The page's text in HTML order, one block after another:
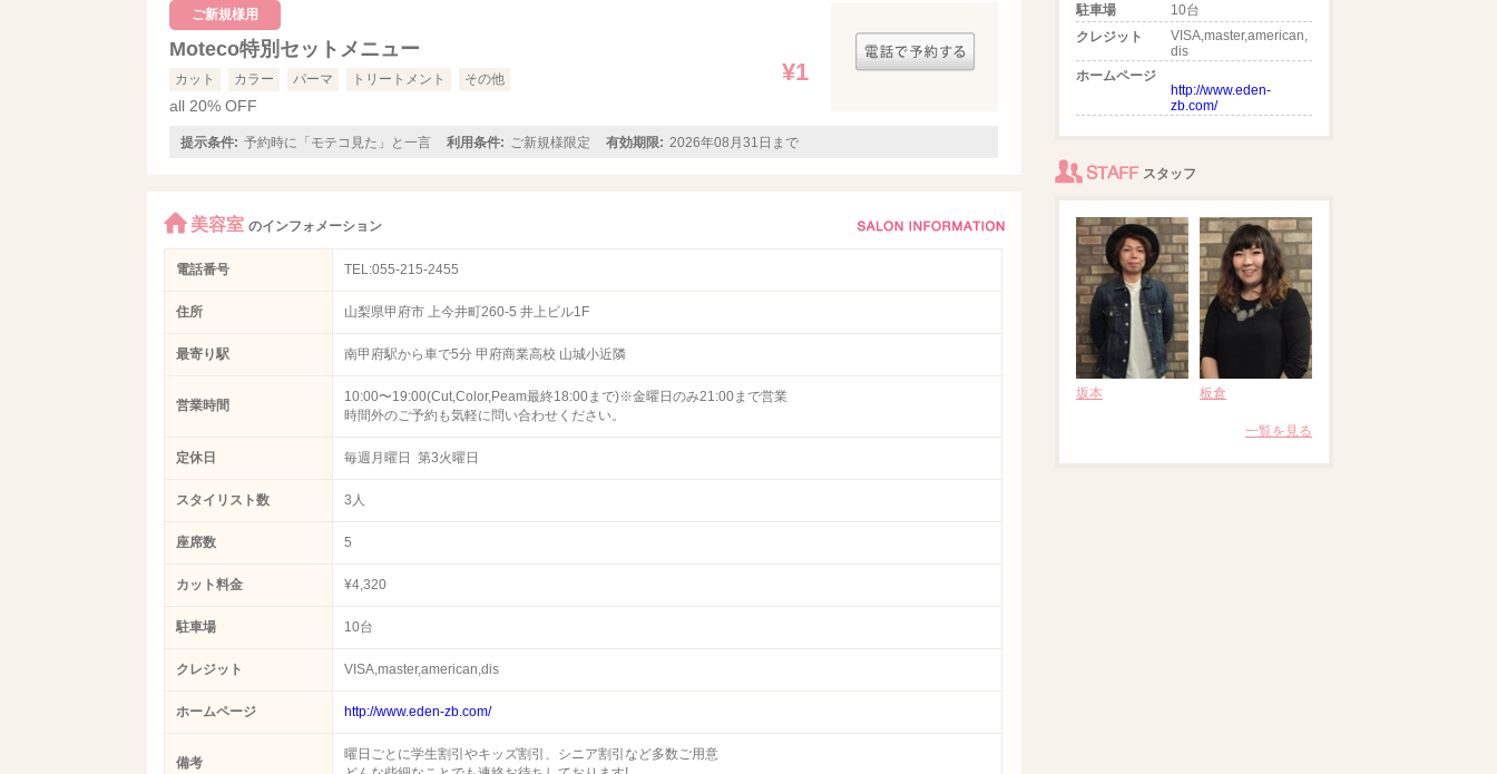
ご新規様用
Moteco特別セットメニュー
カット カラー パーマ トリートメント その他
all 20% OFF
¥1
提示条件: 予約時に「モテコ見た」と一言 利用条件: ご新規様限定 有効期限: 2026年08月31日まで
美容室 のインフォメーション
電話番号 TEL:055-215-2455
住所 山梨県甲府市 上今井町260-5 井上ビル1F
最寄り駅 南甲府駅から車で5分 甲府商業高校 山城小近隣
営業時間
10:00〜19:00(Cut,Color,Peam最終18:00まで)※金曜日のみ21:00まで営業
時間外のご予約も気軽に問い合わせください。
定休日 毎週月曜日 第3火曜日
スタイリスト数 3人
座席数 5
カット料金 ¥4,320
駐車場 10台
クレジット VISA,master,american,dis
ホームページ http://www.eden-zb.com/
備考
曜日ごとに学生割引やキッズ割引、シニア割引など多数ご用意
駐車場
10台
クレジット
VISA,master,american,
dis
ホームページ
http://www.eden-
zb.com/
STAFF スタッフ
坂本 板倉
一覧を見る